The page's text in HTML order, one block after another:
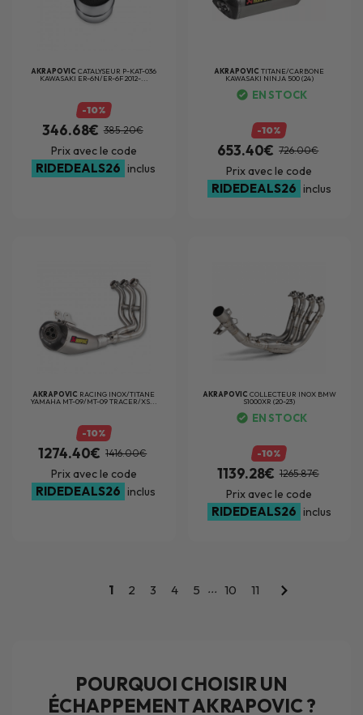
AKRAPOVICCATALYSEUR P-KAT-036
KAWASAKI ER-6N/ER-6F 2012-...
-10%
346.68€ 385.20€
Prix avec le code
RIDEDEALS26 inclus
AKRAPOVICTITANE/CARBONE
KAWASAKI NINJA 500 (24)
EN STOCK
-10%
653.40€ 726.00€
Prix avec le code
RIDEDEALS26 inclus
AKRAPOVIC RACING INOX/TITANE
YAMAHA MT-09/MT-09 TRACER/XS...
-10%
1274.40€ 1416.00€
Prix avec le code
RIDEDEALS26 inclus
AKRAPOVIC COLLECTEUR INOX BMW
S1000XR (20-23)
EN STOCK
-10%
1139.28€ 1265.87€
Prix avec le code
RIDEDEALS26 inclus
1 2 3 4 5 ... 10 11
POURQUOI CHOISIR UN
ÉCHAPPEMENT AKRAPOVIC ?